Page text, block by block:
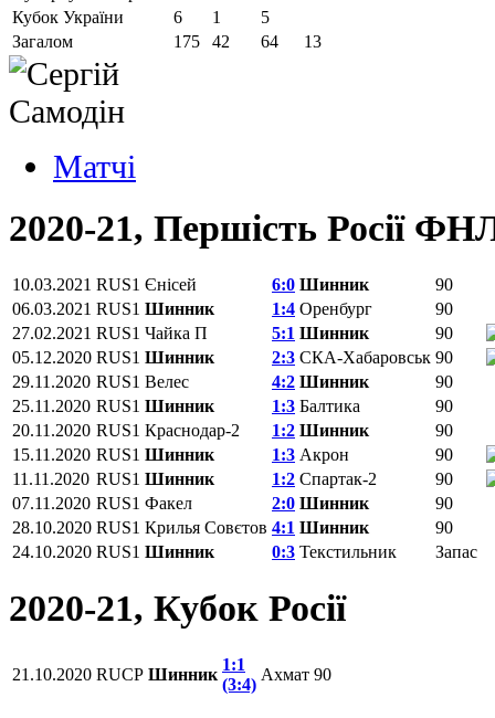
Кубок України
6 1
5
Загалом
175 42 64 13
Матчi
2020-21, Першість Росії
10.03.2021 RUS1 Єнісей 6:0 Шинник
90
06.03.2021 RUS1 Шинник 1:4 Оренбург
90
27.02.2021 RUS1 Чайка П 5:1 Шинник
90
05.12.2020 RUS1 Шинник 2:3 СКА-Хабаровськ 90
29.11.2020 RUS1 Велес 4:2 Шинник
90
25.11.2020 RUS1 Шинник 1:3 Балтика
90
20.11.2020 RUS1 Краснодар-2 1:2 Шинник
90
15.11.2020 RUS1 Шинник 1:3 Акрон
90
11.11.2020 RUS1 Шинник 1:2 Спартак-2
90
07.11.2020 RUS1 Факел 2:0 Шинник
90
28.10.2020 RUS1 Крилья Совєтов 4:1 Шинник
90
24.10.2020 RUS1 Шинник 0:3 Текстильник Запас
2020-21, Кубок Росії
21.10.2020 RUCP Шинник
1:1
(3:4)
Ахмат 90